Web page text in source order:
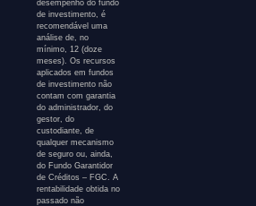
desempenho do fundo
de investimento, é
recomendável uma
análise de, no
mínimo, 12 (doze
meses). Os recursos
aplicados em fundos
de investimento não
contam com garantia
do administrador, do
gestor, do
custodiante, de
qualquer mecanismo
de seguro ou, ainda,
do Fundo Garantidor
de Créditos – FGC. A
rentabilidade obtida no
passado não